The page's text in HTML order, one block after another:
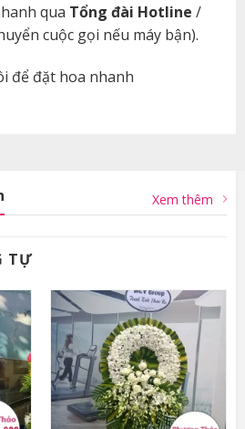
qua Tổng đài Hotline /
cuộc gọi nếu máy bận).
để đặt hoa nhanh
Xem thêm
TỰ